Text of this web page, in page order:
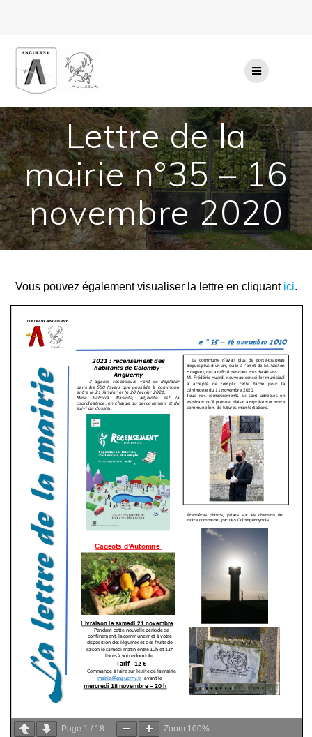
Lettre de la
mairie n°35 – 16
novembre 2020
Vous pouvez également visualiser la lettre en cliquant ici.
Page 1 / 18 Zoom 100%